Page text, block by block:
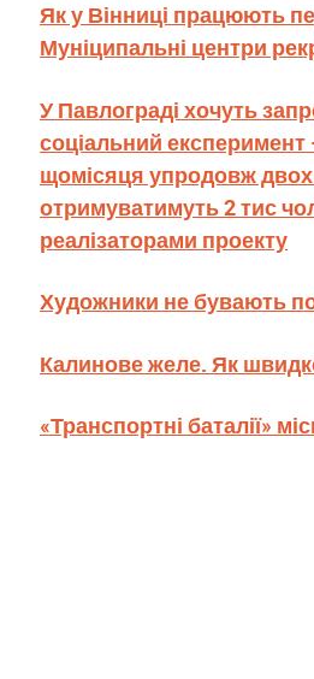
Як у Вінниці працюють
Муніципальні центри
У Павлограді хочуть
соціальний експеримент
щомісяця упродовж двох
отримуватимуть 2 тис
реалізаторами проекту
Художники не бувають
Калинове желе. Як
«Транспортні баталії»